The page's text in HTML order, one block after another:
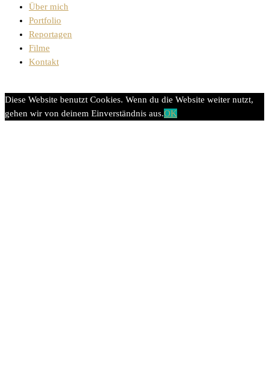
Über mich
Portfolio
Reportagen
Filme
Kontakt
Diese Website benutzt Cookies. Wenn du die Website weiter nutzt,
gehen wir von deinem Einverständnis aus.OK